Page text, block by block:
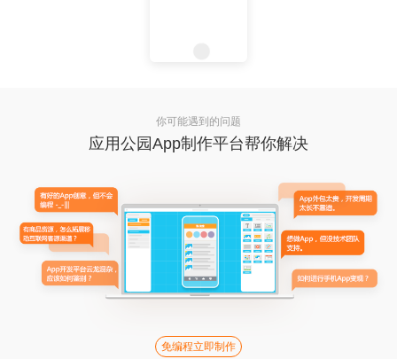
你可能遇到的问题
应用公园App制作平台帮你解决
免编程立即制作